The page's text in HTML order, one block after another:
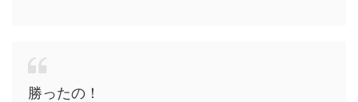
勝ったの！